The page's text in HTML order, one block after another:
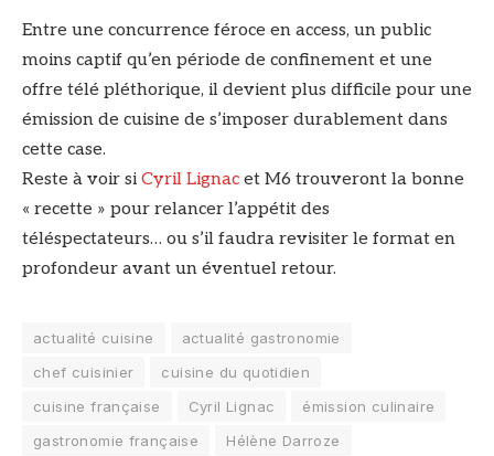
Entre une concurrence féroce en access, un public
moins captif qu’en période de confinement et une
offre télé pléthorique, il devient plus difficile pour une
émission de cuisine de s’imposer durablement dans
cette case.
Reste à voir si Cyril Lignac et M6 trouveront la bonne
« recette » pour relancer l’appétit des
téléspectateurs… ou s’il faudra revisiter le format en
profondeur avant un éventuel retour.
actualité cuisine
actualité gastronomie
chef cuisinier
cuisine du quotidien
cuisine française
Cyril Lignac
émission culinaire
gastronomie française
Hélène Darroze